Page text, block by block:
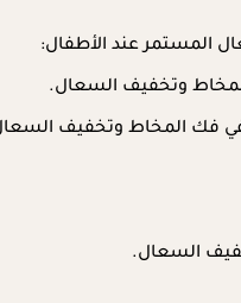
وتخفيف السعال.
في فك المخاط وتخفيف
السعال.